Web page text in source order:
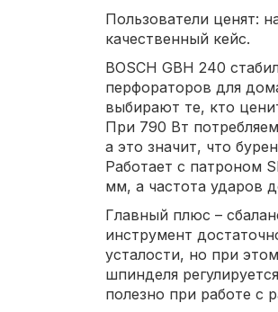
Пользователи ценят:
качественный кейс.
BOSCH GBH 240
перфораторов для
выбирают те, кто
При 790 Вт
а это значит, что
Работает с патроном
мм, а частота ударов
Главный плюс –
инструмент
усталости, но при
шпинделя
полезно при работе с